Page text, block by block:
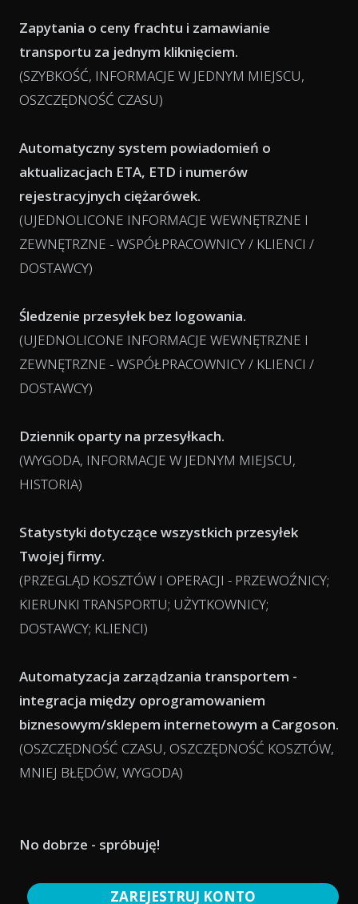
Zapytania o ceny frachtu i zamawianie
transportu za jednym kliknięciem.
(SZYBKOŚĆ, INFORMACJE W JEDNYM MIEJSCU,
OSZCZĘDNOŚĆ CZASU)
Automatyczny system powiadomień o
aktualizacjach ETA, ETD i numerów
rejestracyjnych ciężarówek.
(UJEDNOLICONE INFORMACJE WEWNĘTRZNE I
ZEWNĘTRZNE - WSPÓŁPRACOWNICY / KLIENCI /
DOSTAWCY)
Śledzenie przesyłek bez logowania.
(UJEDNOLICONE INFORMACJE WEWNĘTRZNE I
ZEWNĘTRZNE - WSPÓŁPRACOWNICY / KLIENCI /
DOSTAWCY)
Dziennik oparty na przesyłkach.
(WYGODA, INFORMACJE W JEDNYM MIEJSCU,
HISTORIA)
Statystyki dotyczące wszystkich przesyłek
Twojej firmy.
(PRZEGLĄD KOSZTÓW I OPERACJI - PRZEWOŹNICY;
KIERUNKI TRANSPORTU; UŻYTKOWNICY;
DOSTAWCY; KLIENCI)
Automatyzacja zarządzania transportem -
integracja między oprogramowaniem
biznesowym/sklepem internetowym a Cargoson.
(OSZCZĘDNOŚĆ CZASU, OSZCZĘDNOŚĆ KOSZTÓW,
MNIEJ BŁĘDÓW, WYGODA)
No dobrze - spróbuję!
ZAREJESTRUJ KONTO